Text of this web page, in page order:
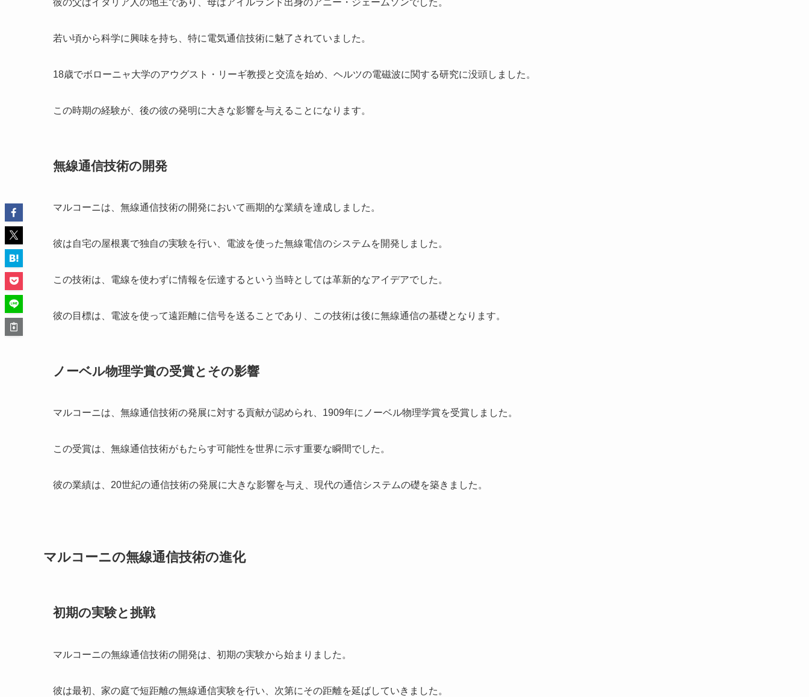
彼の父はイタリア人の地主であり、母はアイルランド出身のアニー・ジェームソンでした。
若い頃から科学に興味を持ち、特に電気通信技術に魅了されていました。
18歳でボローニャ大学のアウグスト・リーギ教授と交流を始め、ヘルツの電磁波に関する研究に没頭しました。
この時期の経験が、後の彼の発明に大きな影響を与えることになります。
無線通信技術の開発
マルコーニは、無線通信技術の開発において画期的な業績を達成しました。
彼は自宅の屋根裏で独自の実験を行い、電波を使った無線電信のシステムを開発しました。
この技術は、電線を使わずに情報を伝達するという当時としては革新的なアイデアでした。
彼の目標は、電波を使って遠距離に信号を送ることであり、この技術は後に無線通信の基礎となります。
ノーベル物理学賞の受賞とその影響
マルコーニは、無線通信技術の発展に対する貢献が認められ、1909年にノーベル物理学賞を受賞しました。
この受賞は、無線通信技術がもたらす可能性を世界に示す重要な瞬間でした。
彼の業績は、20世紀の通信技術の発展に大きな影響を与え、現代の通信システムの礎を築きました。
マルコーニの無線通信技術の進化
初期の実験と挑戦
マルコーニの無線通信技術の開発は、初期の実験から始まりました。
彼は最初、家の庭で短距離の無線通信実験を行い、次第にその距離を延ばしていきました。